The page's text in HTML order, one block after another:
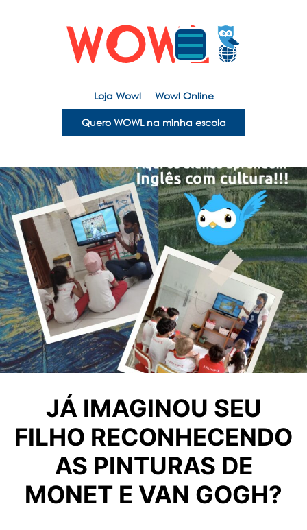
Loja Wowl Wowl Online
Quero WOWL na minha escola
JÁ IMAGINOU SEU
FILHO RECONHECENDO
AS PINTURAS DE
MONET E VAN GOGH?